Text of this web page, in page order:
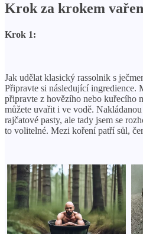
Krok za krokem
Krok 1:
Jak udělat klasický rassolnik s
Připravte si následující ingredience.
připravte z hovězího nebo kuřecího
můžete uvařit i ve vodě.
rajčatové pasty, ale tady jsem se
to volitelné. Mezi koření patří sůl,